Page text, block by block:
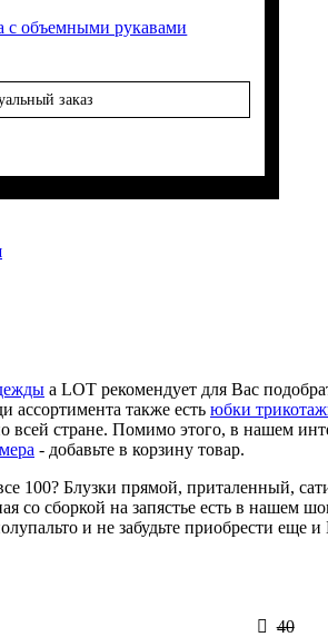
с объемными рукавами
заказ
a LOT рекомендует для Вас
ассортимента также есть юбки
всей стране. Помимо этого, в нашем
- добавьте в корзину товар.
100? Блузки прямой, приталенный,
со сборкой на запястье есть в нашем
и не забудьте приобрести
40